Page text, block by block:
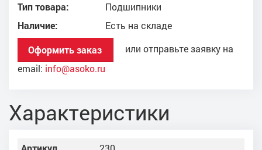
Тип товара:
Подшипники
Наличие:
Есть на складе
Оформить заказ
или отправьте заявку на
email: info@asoko.ru
Характеристики